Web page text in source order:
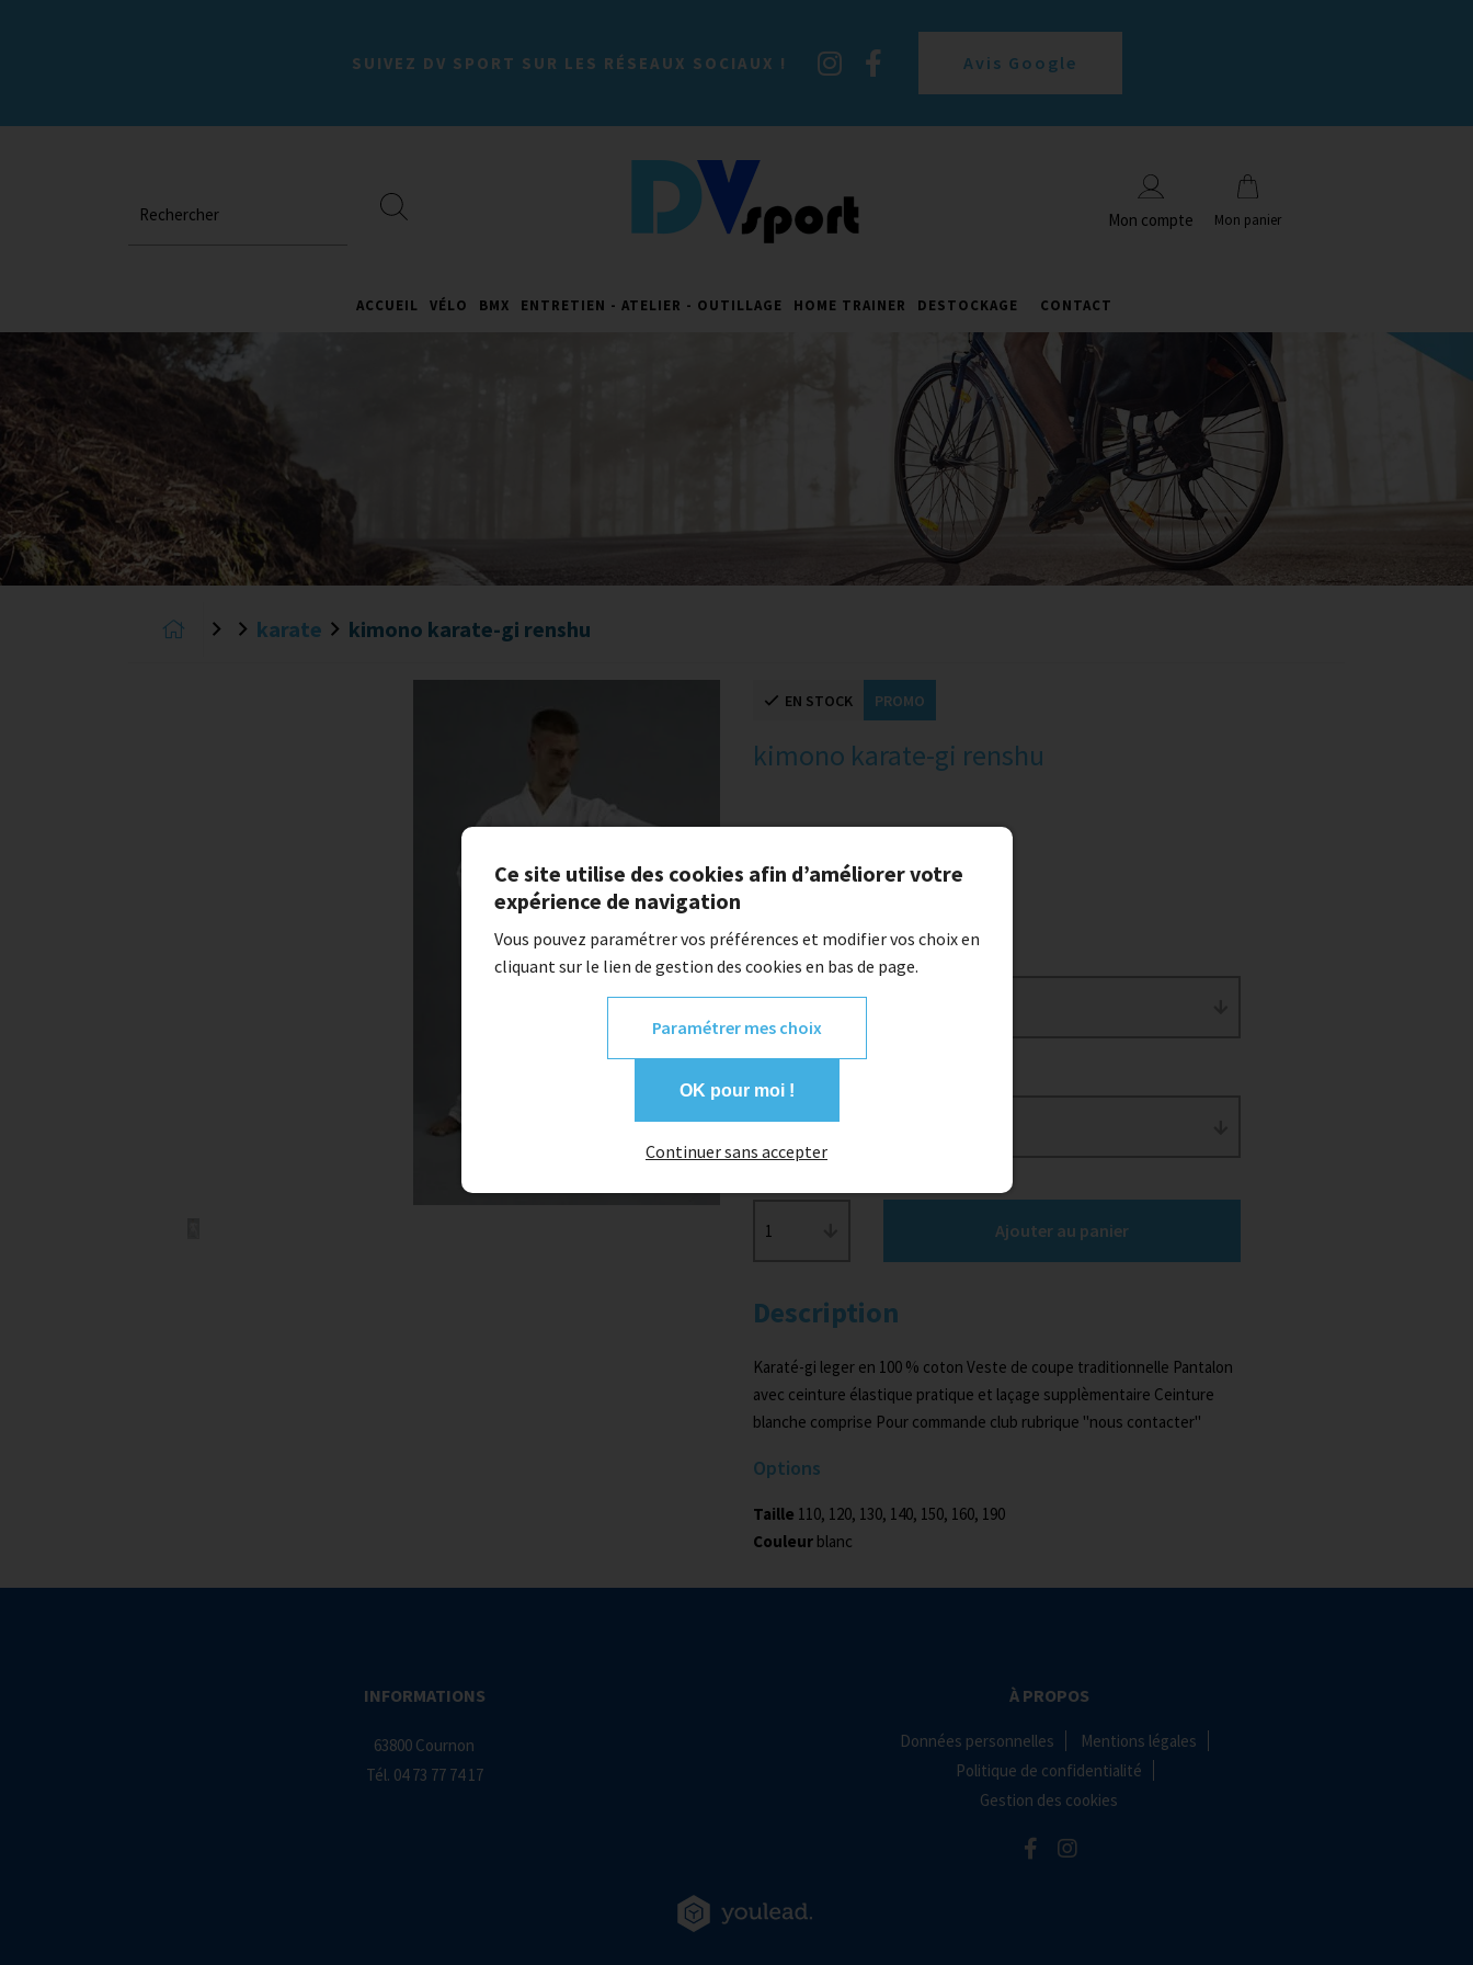
SUIVEZ DV SPORT SUR LES RÉSEAUX SOCIAUX ! Avis Google
Rechercher Mon compte Mon panier
ACCUEIL VÉLO BMX ENTRETIEN - ATELIER - OUTILLAGE HOME TRAINER DESTOCKAGE CONTACT
karate kimono karate-gi renshu
EN STOCK PROMO
kimono karate-gi renshu
23,49 € -20%
18,79 €
Taille
blanc
1 Ajouter au panier
Description
Karaté-gi leger en 100 % coton Veste de coupe traditionnelle Pantalon
avec ceinture élastique pratique et laçage supplèmentaire Ceinture
blanche comprise Pour commande club rubrique "nous contacter"
Options
Taille 110, 120, 130, 140, 150, 160, 190
Couleur blanc
INFORMATIONS
63800 Cournon
Tél. 04 73 77 74 17
À PROPOS
Données personnelles
Mentions légales
Politique de confidentialité
Gestion des cookies
Ce site utilise des cookies afin d’améliorer votre
expérience de navigation
Vous pouvez paramétrer vos préférences et modifier vos choix en
cliquant sur le lien de gestion des cookies en bas de page.
Paramétrer mes choix
OK pour moi !
Continuer sans accepter